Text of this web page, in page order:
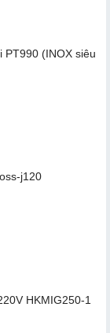
PT990 (INOX siêu
j120
HKMIG250-1